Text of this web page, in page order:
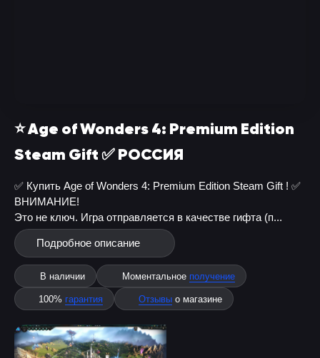
⭐ Age of Wonders 4: Premium Edition
Steam Gift ✅ РОССИЯ
✅ Купить Age of Wonders 4: Premium Edition Steam Gift ! ✅
ВНИМАНИЕ!
Это не ключ. Игра отправляется в качестве гифта (п...
Подробное описание
В наличии Моментальное получение
100% гарантия Отзывы о магазине